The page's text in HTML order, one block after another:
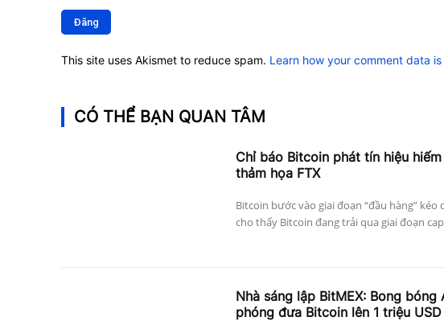
luận:
This site uses Akismet to reduce spam. Learn how your comment data
CÓ THỂ BẠN QUAN TÂM
Chỉ báo Bitcoin phát tín hiệu
thảm họa FTX
Bitcoin bước vào giai đoạn “đầu hàng”
cho thấy Bitcoin đang trải qua giai đoạn
Nhà sáng lập BitMEX: Bong
phóng đưa Bitcoin lên 1 triệu USD